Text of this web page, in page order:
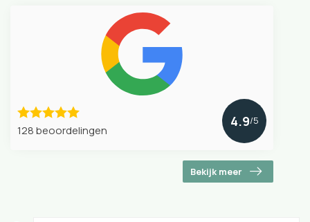
128 beoordelingen
4.9/5
Bekijk meer